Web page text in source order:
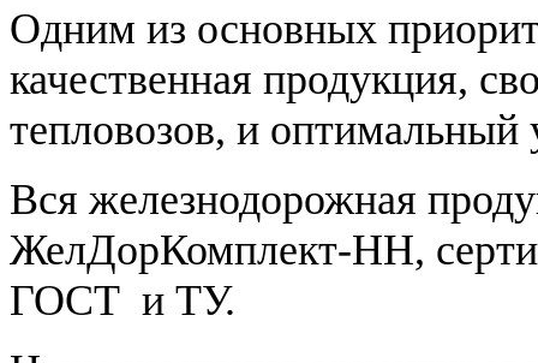
Одним из основных
качественная продукция,
тепловозов, и оптимальный
Вся железнодорожная
ЖелДорКомплект-НН,
ГОСТ и ТУ.